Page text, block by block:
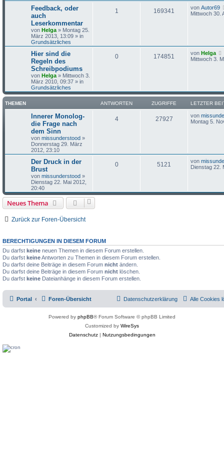
Feedback, oder
auch
Leserkommentar
von Helga » Montag 25.
März 2013, 13:09 » in
Grundsätzliches
1 169341 von Autor69
Mittwoch 30.
Hier sind die
Regeln des
Schreibpodiums
von Helga » Mittwoch 3.
März 2010, 09:37 » in
Grundsätzliches
0 174851 von Helga
Mittwoch 3.
THEMEN ANTWORTEN ZUGRIFFE LETZTER
Innerer Monolog-
die Frage nach
dem Sinn
von missunderstood »
Donnerstag 29. März
2012, 23:10
4 27927 von
Montag 5.
Der Druck in der
Brust
von missunderstood »
Dienstag 22. Mai 2012,
20:40
0 5121 von
Dienstag 22.
Neues Thema
Zurück zur Foren-Übersicht
BERECHTIGUNGEN IN DIESEM FORUM
Du darfst keine neuen Themen in diesem Forum erstellen.
Du darfst keineAntworten zu Themen in diesem Forum erstellen.
Du darfst deine Beiträge in diesem Forum nicht ändern.
Du darfst deine Beiträge in diesem Forum nicht löschen.
Du darfst keine Dateianhänge in diesem Forum erstellen.
Portal Foren-Übersicht Alle Cookies
Datenschutzerklärung
Powered by phpBB® Forum Software © phpBB Limited
Customized by WireSys
Datenschutz| Nutzungsbedingungen